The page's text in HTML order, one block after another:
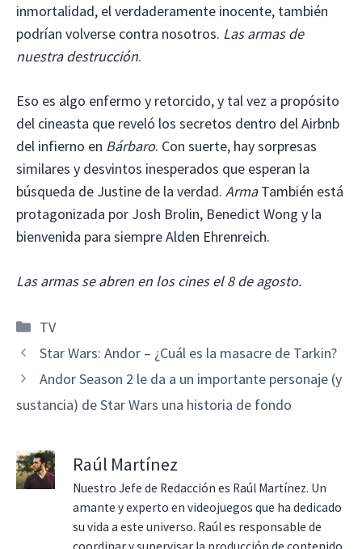
inmortalidad, el verdaderamente inocente, también
podrían volverse contra nosotros. Las armas de
nuestra destrucción.
Eso es algo enfermo y retorcido, y tal vez a propósito
del cineasta que reveló los secretos dentro del Airbnb
del infierno en Bárbaro. Con suerte, hay sorpresas
similares y desvintos inesperados que esperan la
búsqueda de Justine de la verdad. ArmaTambién está
protagonizada por Josh Brolin, Benedict Wong y la
bienvenida para siempre Alden Ehrenreich.
Las armas se abren en los cines el 8 de agosto.
Categorías
TV
Star Wars: Andor – ¿Cuál es la masacre de Tarkin?
Andor Season 2 le da a un importante personaje (y
sustancia) de Star Wars una historia de fondo
Raúl Martínez
Nuestro Jefe de Redacción es Raúl Martínez. Un
amante y experto en videojuegos que ha dedicado
su vida a este universo. Raúl es responsable de
coordinar y supervisar la producción de contenido,